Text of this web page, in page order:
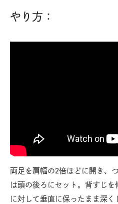
やり方：
両足を肩幅の2倍ほどに開き、
は頭の後ろにセット。背すじ
に対して垂直に保ったまま深